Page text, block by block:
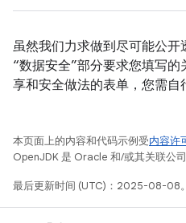
虽然我们力求做到尽可能公
“数据安全”部分要求您填写
享和安全做法的表单，您需自
本页面上的内容和代码示例受内容许
OpenJDK 是 Oracle 和/或其关联公司
最后更新时间 (UTC)：2025-08-08。